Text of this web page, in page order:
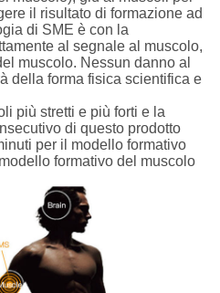
il risultato di formazione ad
di SME è con la
al segnale al muscolo,
muscolo. Nessun danno al
della forma fisica scientifica e
più stretti e più forti e la
di questo prodotto
per il modello formativo
formativo del muscolo